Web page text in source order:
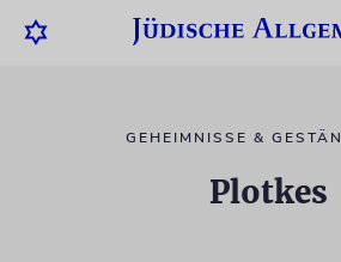
GEHEIMNISSE &
Plotkes